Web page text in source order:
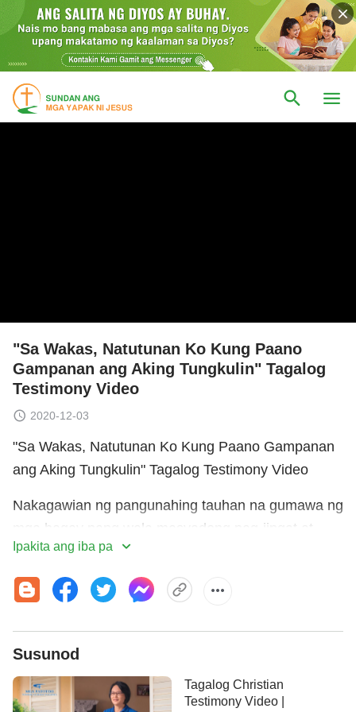
"Sa Wakas, Natutunan Ko Kung Paano
Gampanan ang Aking Tungkulin" Tagalog
Testimony Video
2020-12-03
"Sa Wakas, Natutunan Ko Kung Paano Gampanan
ang Aking Tungkulin" Tagalog Testimony Video
Nakagawian ng pangunahing tauhan na gumawa ng
mga bagay nang wala masyadong pag-iingat at
kulang sa sipag sa kanyang mga kilos. Hindi naiiba
ang paggawa niya ng kanyang tungkulin sa iglesia
ng pagsusuri sa mga isinaling dokumento. Sa
pasensya at ginagawa na lamang ito kahit papaano.
Ipakita ang iba pa
Susunod
Tagalog Christian
Testimony Video |